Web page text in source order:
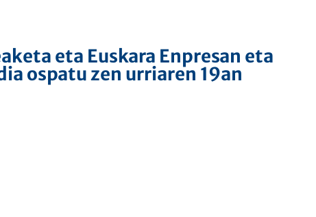
eta Euskara Enpresan eta
ospatu zen urriaren 19an